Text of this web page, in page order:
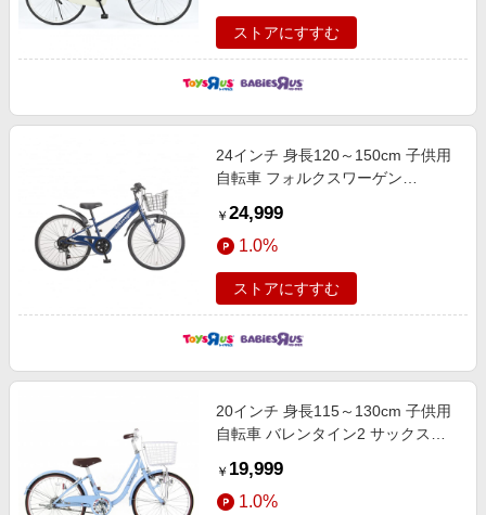
ペット・花・DIY・車
金融・マネー・保険
ビジネス・その他サービス
とことん買い物チャレンジ
Apple公式サイト×楽天カード分割払い
Samsung ボーナスキャンペーン
ッズ自転車 誕生日 プレゼント ギフ
ト 【大型別送品 配送日指定不可】
ストアにすすむ
24インチ 身長120～150cm 子供用
自転車 フォルクスワーゲン
歳 10歳 男の子 外装6段 大型バスケ
ット 鍵 LEDライト スチールフレー
ム 青 トイザらス限定 こども用自転
車 子ども用自転車 キッズ自転車 誕
生日 プレゼント ギフト 【...
￥ 24,999
1.0%
ストアにすすむ
20インチ 身長115～130cm 子供用
自転車 バレンタイン2 サックスブ
き かわいい 女の子 トイザらス限定
こども用自転車 子ども用自転車 キ
￥ 19,999
1.0%